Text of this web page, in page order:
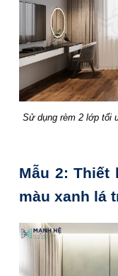
Sử dụng rèm 2 lớp tối
Mẫu 2: Thiết
màu xanh lá